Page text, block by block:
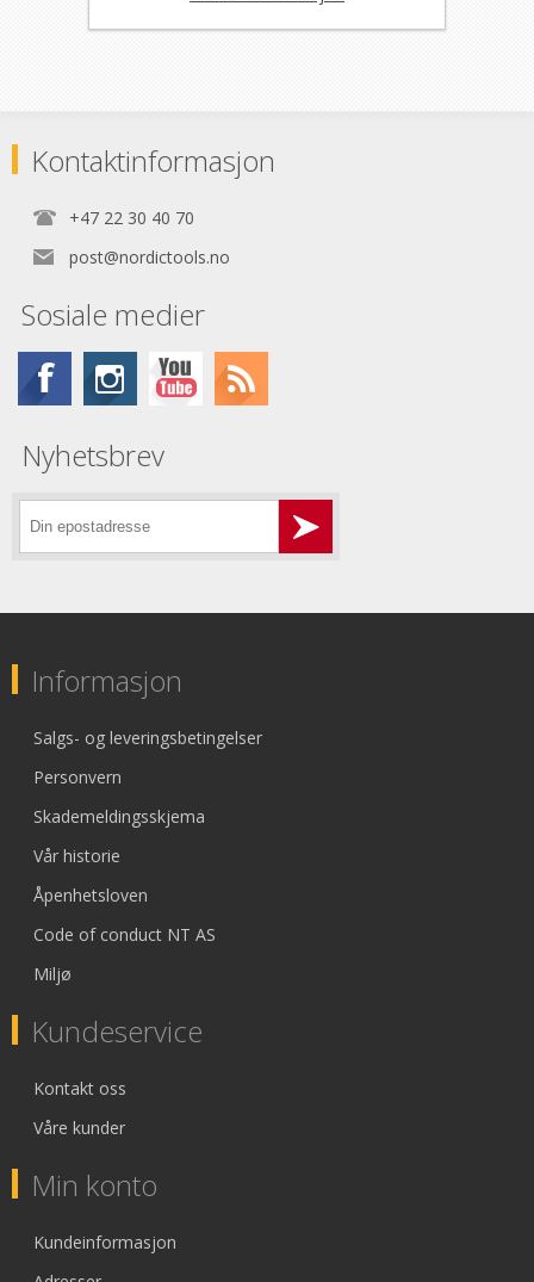
Kontaktinformasjon
+47 22 30 40 70
post@nordictools.no
Sosiale medier
Nyhetsbrev
Informasjon
Salgs- og leveringsbetingelser
Personvern
Skademeldingsskjema
Vår historie
Åpenhetsloven
Code of conduct NT AS
Miljø
Kundeservice
Kontakt oss
Våre kunder
Min konto
Kundeinformasjon